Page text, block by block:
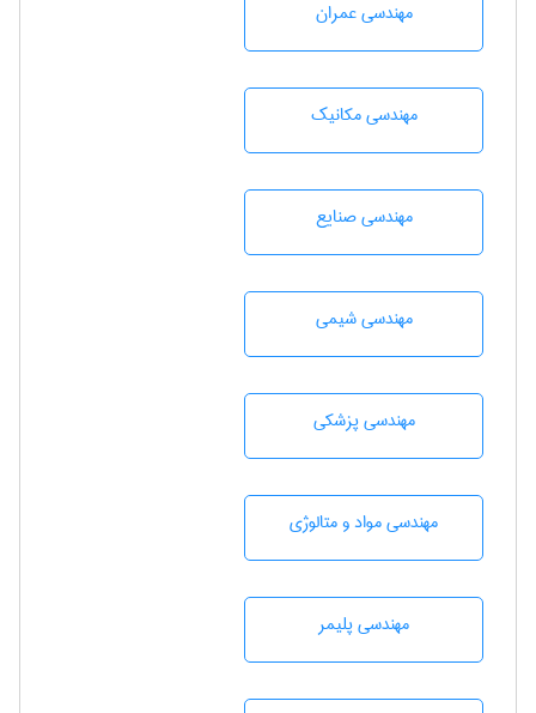
مهندسی عمران
مهندسی مکانیک
مهندسی صنايع
مهندسي شيمی
مهندسی پزشکی
مهندسی مواد و متالوژی
مهندسی پليمر